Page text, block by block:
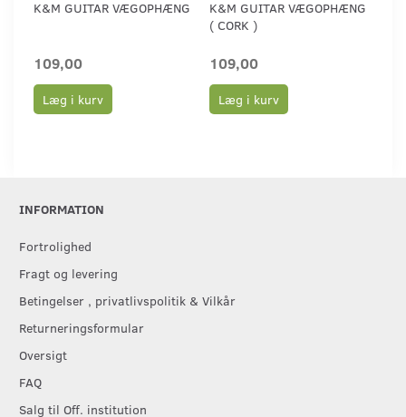
K&M GUITAR VÆGOPHÆNG
109,00
Læg i kurv
K&M GUITAR VÆGOPHÆNG
( CORK )
109,00
Læg i kurv
INFORMATION
Fortrolighed
Fragt og levering
Betingelser , privatlivspolitik & Vilkår
Returneringsformular
Oversigt
FAQ
Salg til Off. institution